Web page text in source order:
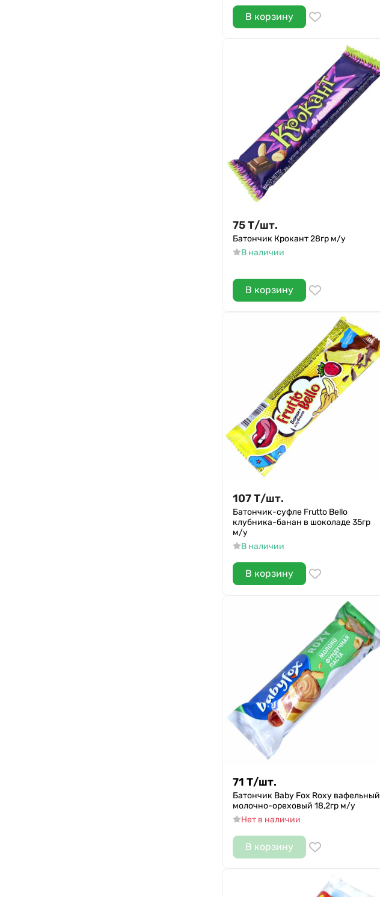
В корзину
75Т/шт.
Батончик Крокант 28гр м/у
В наличии
В корзину
107Т/шт.
Батончик-суфле Frutto Bello
клубника-банан в шоколаде 35гр
м/у
В наличии
В корзину
71 Т/шт.
Батончик Baby Fox Roxy вафельный
молочно-ореховый 18,2гр м/у
Нет в наличии
В корзину